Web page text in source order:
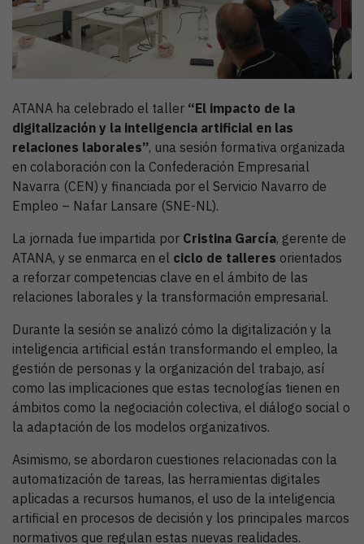
ATANA ha celebrado el taller “El impacto de la
digitalización y la inteligencia artificial en las
relaciones laborales”, una sesión formativa organizada
en colaboración con la Confederación Empresarial
Navarra (CEN) y financiada por el Servicio Navarro de
Empleo – Nafar Lansare (SNE-NL).
La jornada fue impartida por Cristina García, gerente de
ATANA, y se enmarca en el ciclo de talleres orientados
a reforzar competencias clave en el ámbito de las
relaciones laborales y la transformación empresarial.
Durante la sesión se analizó cómo la digitalización y la
inteligencia artificial están transformando el empleo, la
gestión de personas y la organización del trabajo, así
como las implicaciones que estas tecnologías tienen en
ámbitos como la negociación colectiva, el diálogo social o
la adaptación de los modelos organizativos.
Asimismo, se abordaron cuestiones relacionadas con la
automatización de tareas, las herramientas digitales
aplicadas a recursos humanos, el uso de la inteligencia
artificial en procesos de decisión y los principales marcos
normativos que regulan estas nuevas realidades.